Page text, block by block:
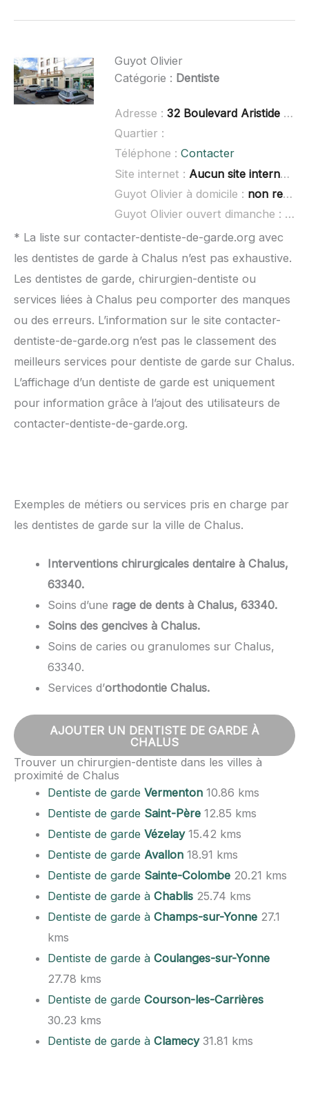
Guyot Olivier
Catégorie : Dentiste
Adresse : 32 Boulevard Aristide Briand, 43100 Brioude
Quartier :
Téléphone : Contacter
Site internet : Aucun site internet connu
Guyot Olivier à domicile : non renseigné
Guyot Olivier ouvert dimanche :
non
* La liste sur contacter-dentiste-de-garde.org avec
les dentistes de garde à Chalus n’est pas exhaustive.
Les dentistes de garde, chirurgien-dentiste ou
services liées à Chalus peu comporter des manques
ou des erreurs. L’information sur le site contacter-
dentiste-de-garde.org n’est pas le classement des
meilleurs services pour dentiste de garde sur Chalus.
L’affichage d’un dentiste de garde est uniquement
pour information grâce à l’ajout des utilisateurs de
contacter-dentiste-de-garde.org.
Exemples de métiers ou services pris en charge par
les dentistes de garde sur la ville de Chalus.
Interventions chirurgicales dentaire à Chalus,
63340.
Soins d’une rage de dents à Chalus, 63340.
Soins des gencives à Chalus.
Soins de caries ou granulomes sur Chalus,
63340.
Services d’orthodontie Chalus.
AJOUTER UN DENTISTE DE GARDE À
CHALUS
Trouver un chirurgien-dentiste dans les villes à
proximité de Chalus
Dentiste de gardeVermenton 10.86 kms
Dentiste de garde Saint-Père 12.85 kms
Dentiste de gardeVézelay15.42 kms
Dentiste de gardeAvallon 18.91 kms
Dentiste de garde Sainte-Colombe 20.21 kms
Dentiste de garde àChablis 25.74 kms
Dentiste de garde àChamps-sur-Yonne 27.1
kms
Dentiste de garde àCoulanges-sur-Yonne
27.78 kms
Dentiste de gardeCourson-les-Carrières
30.23 kms
Dentiste de garde àClamecy31.81 kms